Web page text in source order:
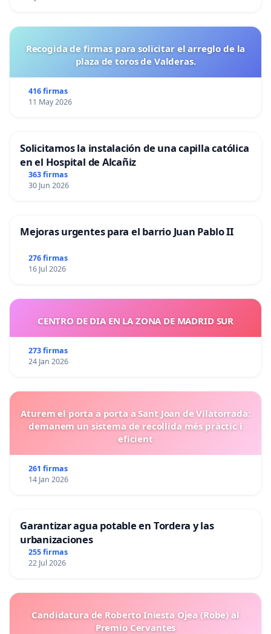
Recogida de firmas para solicitar el arreglo de la
plaza de toros de Valderas.
416 firmas
11 May 2026
Solicitamos la instalación de una capilla católica
en el Hospital de Alcañiz
363 firmas
30 Jun 2026
Mejoras urgentes para el barrio Juan Pablo II
276 firmas
16 Jul 2026
CENTRO DE DIA EN LA ZONA DE MADRID SUR
273 firmas
24 Jan 2026
Aturem el porta a porta a Sant Joan de Vilatorrada:
demanem un sistema de recollida més pràctic i
eficient
261 firmas
14 Jan 2026
Garantizar agua potable en Tordera y las
urbanizaciones
255 firmas
22 Jul 2026
Candidatura de Roberto Iniesta Ojea (Robe) al
Premio Cervantes